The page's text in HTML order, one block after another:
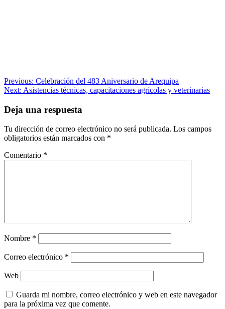
Navegación
de
entradas
Previous: Celebración del 483 Aniversario de Arequipa
Next: Asistencias técnicas, capacitaciones agrícolas y veterinarias
Deja una respuesta
Tu dirección de correo electrónico no será publicada. Los campos
obligatorios están marcados con *
Comentario *
Nombre *
Correo electrónico *
Web
Guarda mi nombre, correo electrónico y web en este navegador
para la próxima vez que comente.